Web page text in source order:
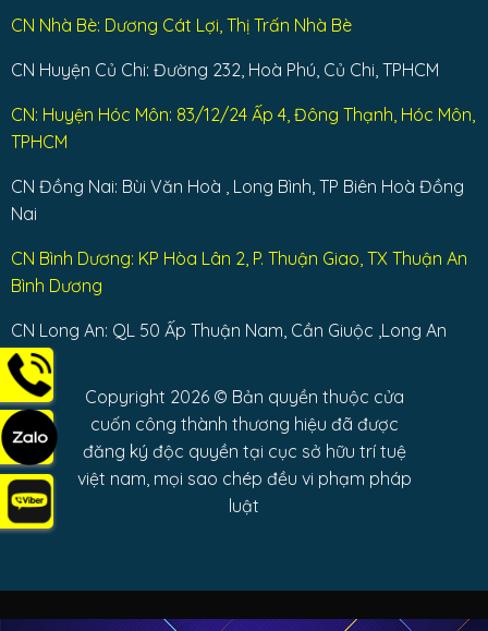
CN Nhà Bè: Dương Cát Lợi, Thị Trấn Nhà Bè
CN Huyện Củ Chi: Đường 232, Hoà Phú, Củ Chi, TPHCM
CN: Huyện Hóc Môn: 83/12/24 Ấp 4, Đông Thạnh, Hóc Môn,
TPHCM
CN Đồng Nai: Bùi Văn Hoà , Long Bình, TP Biên Hoà Đồng
Nai
CN Bình Dương: KP Hòa Lân 2, P. Thuận Giao, TX Thuận An
Bình Dương
CN Long An: QL 50 Ấp Thuận Nam, Cần Giuộc ,Long An
Copyright 2026 © Bản quyền thuộc cửa
cuốn công thành thương hiệu đã được
đăng ký độc quyền tại cục sở hữu trí tuệ
việt nam, mọi sao chép đều vi phạm pháp
luật